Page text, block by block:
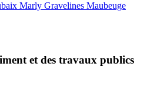
Marly Gravelines Maubeuge
et des travaux publics